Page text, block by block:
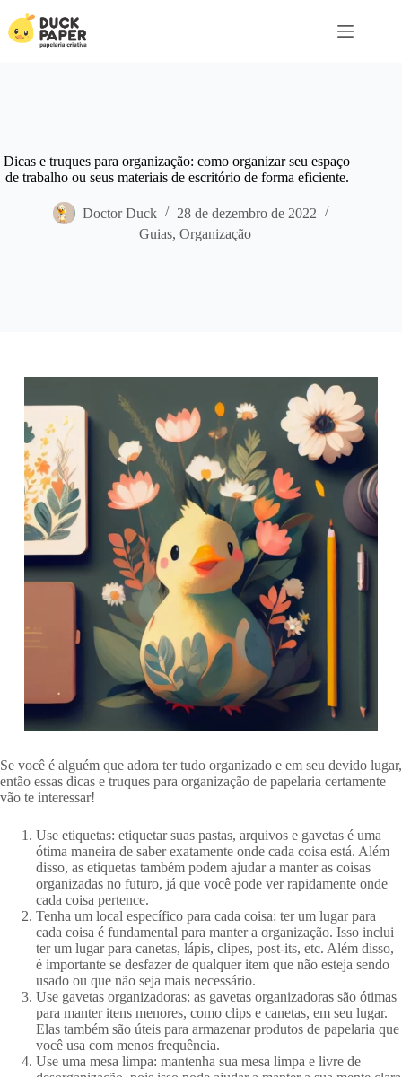
para
Dicas e truques para organização: como organizar seu espaço
de trabalho ou seus materiais de escritório de forma eficiente.
Doctor Duck
28 de dezembro de 2022
Guias, Organização
Se você é alguém que adora ter tudo organizado e em seu devido lugar,
então essas dicas e truques para organização de papelaria certamente
vão te interessar!
Use etiquetas: etiquetar suas pastas, arquivos e gavetas é uma
ótima maneira de saber exatamente onde cada coisa está. Além
disso, as etiquetas também podem ajudar a manter as coisas
organizadas no futuro, já que você pode ver rapidamente onde
cada coisa pertence.
Tenha um local específico para cada coisa: ter um lugar para
cada coisa é fundamental para manter a organização. Isso inclui
ter um lugar para canetas, lápis, clipes, post-its, etc. Além disso,
é importante se desfazer de qualquer item que não esteja sendo
usado ou que não seja mais necessário.
Use gavetas organizadoras: as gavetas organizadoras são ótimas
para manter itens menores, como clips e canetas, em seu lugar.
Elas também são úteis para armazenar produtos de papelaria que
você usa com menos frequência.
Use uma mesa limpa: mantenha sua mesa limpa e livre de